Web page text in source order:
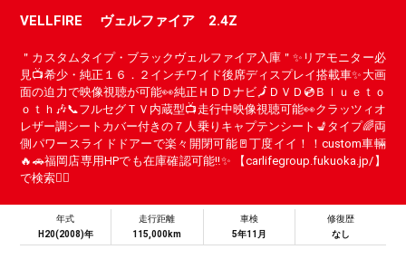
VELLFIRE ヴェルファイア 2.4Z
＂カスタムタイプ・ブラックヴェルファイア入庫＂✨リアモニター必
見📺希少・純正１６．２インチワイド後席ディスプレイ搭載車✨大画
面の迫力で映像視聴が可能👀純正ＨＤＤナビ🗾ＤＶＤ💿Ｂｌｕｅｔｏ
ｏｔｈ🎶📞フルセグＴＶ内蔵型📺走行中映像視聴可能👀クラッツィオ
レザー調シートカバー付きの７人乗りキャプテンシート💺タイプ🌈両
側パワースライドドアーで楽々開閉可能🚪丁度イイ！！custom車輛
🔥🚗福岡店専用HPでも在庫確認可能‼✨ 【carlifegroup.fukuoka.jp/】
で検索🕵️‍♂️
年式
H20(2008)年
走行距離
115,000km
車検
5年11月
修復歴
なし